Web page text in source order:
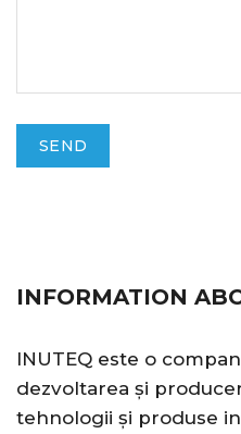
INFORMATION
INUTEQ este o
dezvoltarea și
tehnologii și produse